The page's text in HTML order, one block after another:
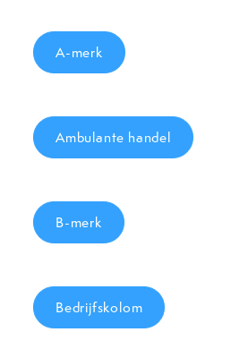
A-merk
Ambulante handel
B-merk
Bedrijfskolom